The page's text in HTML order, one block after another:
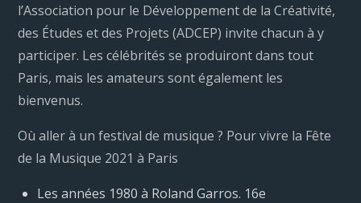
l’Association pour le Développement de la Créativité,
des Études et des Projets (ADCEP) invite chacun à y
participer. Les célébrités se produiront dans tout
Paris, mais les amateurs sont également les
bienvenus.
Où aller à un festival de musique ? Pour vivre la Fête
de la Musique 2021 à Paris
Les années 1980 à Roland Garros. 16e